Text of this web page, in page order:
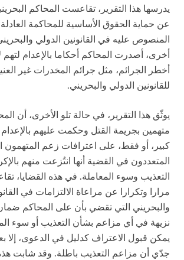
يدرسها هذا التقرير، تقاعست المحاكم
عن حماية الحقوق الأساسية للمحاكمة
المنصوص عليه في القانونين الدولي
أخرى، أصدرت المحاكم أحكاما بالإعدام
أخطر الجرائم، مثل جرائم المخدرات غير
للقانونين الدولي والبحريني.
يوثّق هذا التقرير، في حالة تلو الأخرى، أن
متهمين بجريمة القتل وحكمت عليهم
كبير، أو فقط، على اعترافات زعم المتهمون
المتعددون في القضية أنها انتُزعت منهم
التعذيب وسوء المعاملة. في هذه القضايا،
مرارا وتكرارا عن مراعاة الالتزامات في
والبحريني التي تقضي بأن على المحاكم
نزيهة في أي مزاعم بشأن التعذيب أو سوء
يمكن قبول الاعتراف كدليل في الدعوى، إلا
جدّي أن مزاعم التعذيب باطلة. وقد شابت هذه